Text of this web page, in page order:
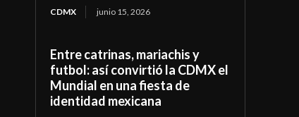
CDMX junio 15, 2026
Entre catrinas, mariachis y
futbol: así convirtió la CDMX el
Mundial en una fiesta de
identidad mexicana